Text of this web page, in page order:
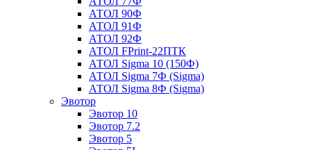
АТОЛ 90Ф
АТОЛ 91Ф
АТОЛ 92Ф
АТОЛ FPrint-22ПТК
АТОЛ Sigma 10 (150Ф)
АТОЛ Sigma 7Ф (Sigma)
АТОЛ Sigma 8Ф (Sigma)
Эвотор
Эвотор 10
Эвотор 7.2
Эвотор 5